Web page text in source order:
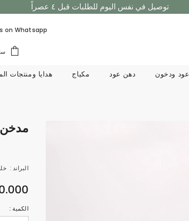
توصيل في نفس اليوم للطلبات قبل ٤ عصراً
on Whatsapp
عود ودخون دهن عود مكياج هدايا ومنتجات
البراند :
KD
الكمية :